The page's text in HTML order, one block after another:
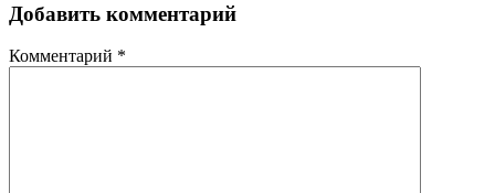
Добавить комментарий
Комментарий *